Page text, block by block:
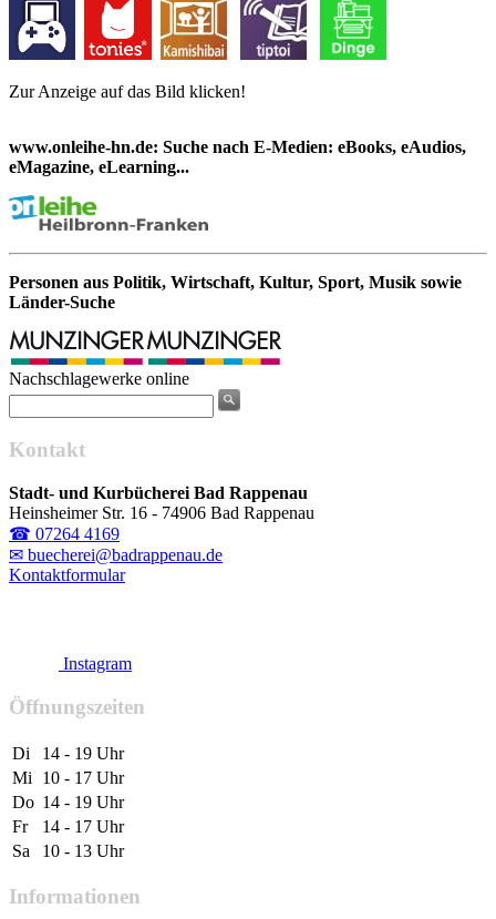
Zur Anzeige auf das Bild klicken!
www.onleihe-hn.de: Suche nach E-Medien: eBooks, eAudios,
eMagazine, eLearning...
Personen aus Politik, Wirtschaft, Kultur, Sport, Musik sowie
Länder-Suche
Nachschlagewerke online
Kontakt
Stadt- und Kurbücherei Bad Rappenau
Heinsheimer Str. 16 - 74906 Bad Rappenau
☎ 07264 4169
✉ buecherei@badrappenau.de
Kontaktformular
Instagram
Öffnungszeiten
Di
14 - 19 Uhr
Mi
10 - 17 Uhr
Do 14 - 19 Uhr
Fr
14 - 17 Uhr
Sa
10 - 13 Uhr
Informationen